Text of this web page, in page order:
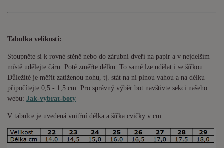
Tabulka velikostí:
Stoupněte si k rovné stěně nebo do zárubní dveří na papír a v nejdelším
místě udělejte čáru. Poté změřte délku. To samé lze udělat i se šířkou.
Důležité je měřit zatíženou nohu, tj. stát na ní plnou vahou a na délku
připočítejte 0,5 - 1,5 cm. Pro správný výběr bot navštivte sekci našeho
webu: Jak-vybrat-boty
V tabulce je uvedená vnitřní délka a šířka cvičky v cm.